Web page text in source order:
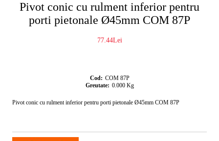
Pivot conic cu rulment inferior pentru
porti pietonale Ø45mm COM 87P
77.44Lei
Cod: COM 87P
Greutate: 0.000 Kg
Pivot conic cu rulment inferior pentru porti pietonale Ø45mm COM 87P